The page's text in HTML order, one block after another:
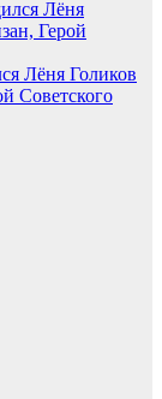
Лёня Голиков
Советского